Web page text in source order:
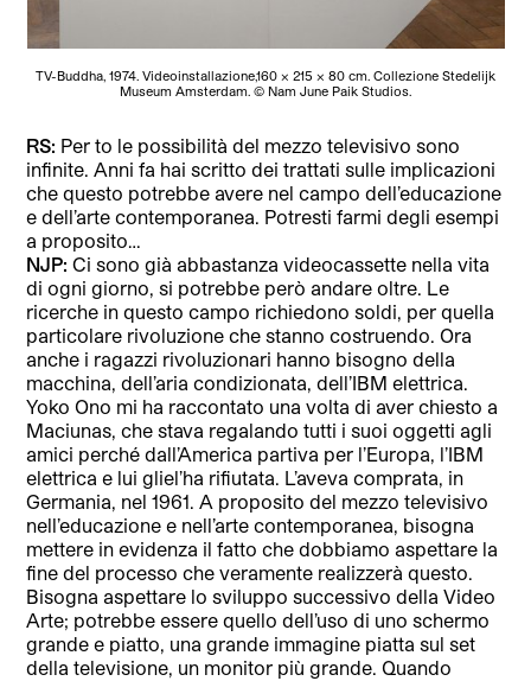
TV-Buddha, 1974. Videoinstallazione,160 x 215 x 80 cm. Collezione Stedelijk
Museum Amsterdam. © Nam June Paik Studios.
RS: Per to le possibilità del mezzo televisivo sono
infinite. Anni fa hai scritto dei trattati sulle implicazioni
che questo potrebbe avere nel campo dell’educazione
e dell’arte contemporanea. Potresti farmi degli esempi
a proposito…
NJP: Ci sono già abbastanza videocassette nella vita
di ogni giorno, si potrebbe però andare oltre. Le
ricerche in questo campo richiedono soldi, per quella
particolare rivoluzione che stanno costruendo. Ora
anche i ragazzi rivoluzionari hanno bisogno della
macchina, dell’aria condizionata, dell’IBM elettrica.
Yoko Ono mi ha raccontato una volta di aver chiesto a
Maciunas, che stava regalando tutti i suoi oggetti agli
amici perché dall’America partiva per l’Europa, l’IBM
elettrica e lui gliel’ha rifiutata. L’aveva comprata, in
Germania, nel 1961. A proposito del mezzo televisivo
nell’educazione e nell’arte contemporanea, bisogna
mettere in evidenza il fatto che dobbiamo aspettare la
fine del processo che veramente realizzerà questo.
Bisogna aspettare lo sviluppo successivo della Video
Arte; potrebbe essere quello dell’uso di uno schermo
grande e piatto, una grande immagine piatta sul set
della televisione, un monitor più grande. Quando